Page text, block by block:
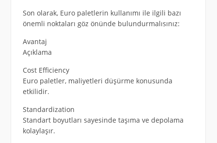
Son olarak, Euro paletlerin kullanımı ile ilgili bazı
önemli noktaları göz önünde bulundurmalısınız:
Avantaj
Açıklama
Cost Efficiency
Euro paletler, maliyetleri düşürme konusunda
etkilidir.
Standardization
Standart boyutları sayesinde taşıma ve depolama
kolaylaşır.